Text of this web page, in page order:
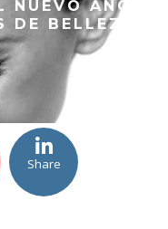
NUEVO AÑO
DE BELLEZA!
Share